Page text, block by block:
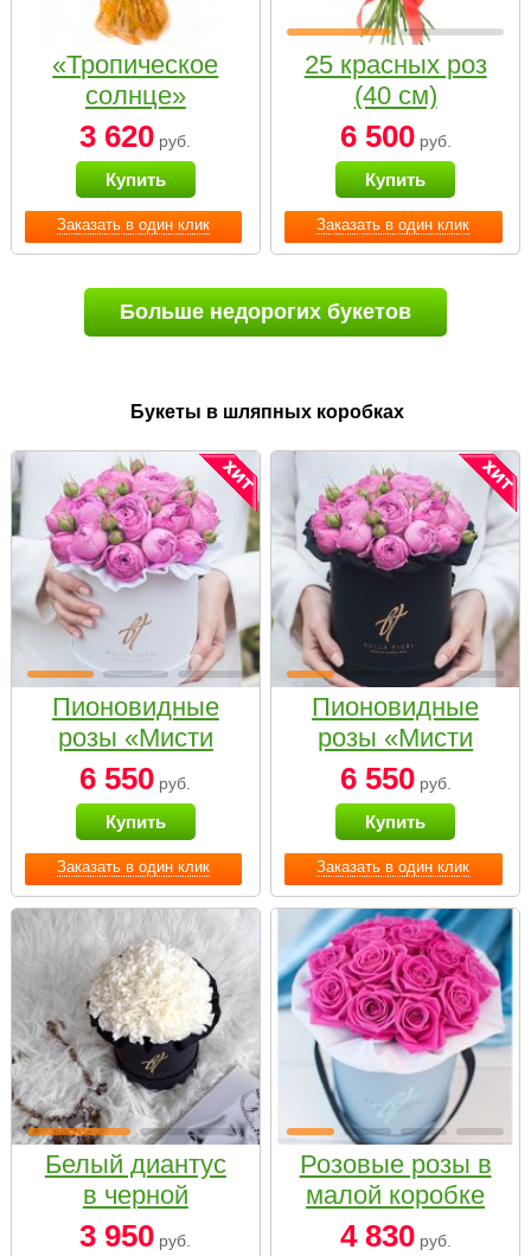
Заказать в один клик
«Тропическое
солнце»
3 620 руб.
Купить
Заказать в один клик
25 красных роз
(40 см)
6 500руб.
Купить
Больше недорогих букетов
Букеты в шляпных коробках
Заказать в один клик
Пионовидные
розы «Мисти
бабблс» в белой
коробке Small
6 550 руб.
Купить
Заказать в один клик
Пионовидные
розы «Мисти
бабблс» в
черной коробке
Small
6 550руб.
Купить
Белый диантус
в черной
коробке Small
3 950 руб.
Розовые розы в
малой коробке
4 830руб.